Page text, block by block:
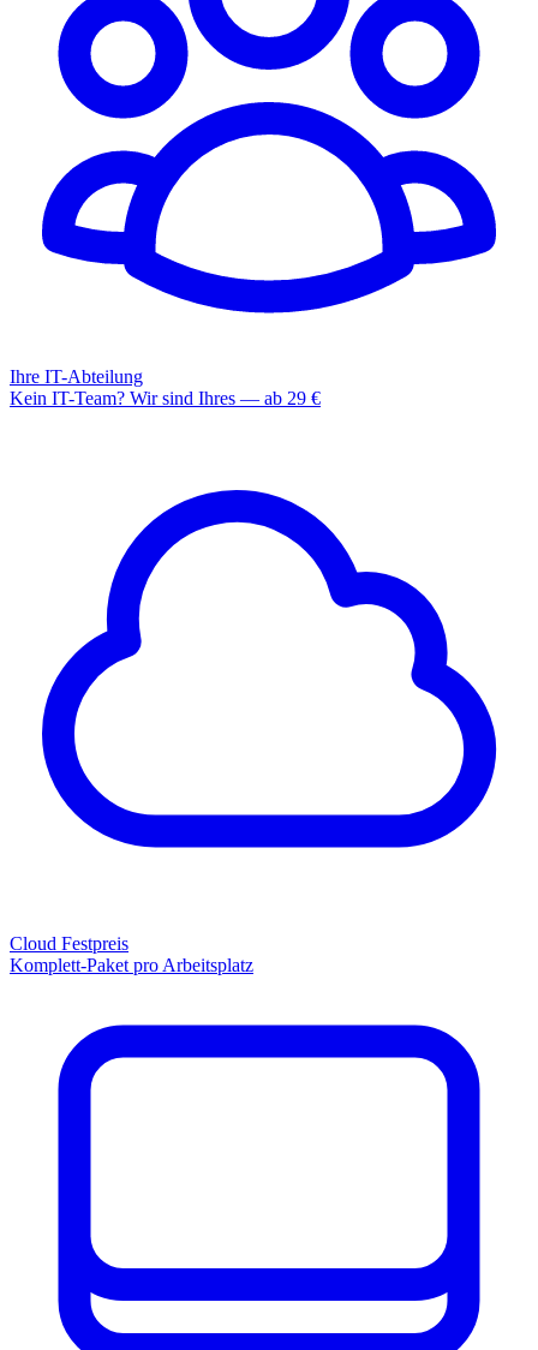
Ihre IT-Abteilung
Kein IT-Team? Wir sind Ihres — ab 29 €
Cloud Festpreis
Komplett-Paket pro Arbeitsplatz